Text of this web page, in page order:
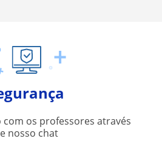
os professores através
nosso chat